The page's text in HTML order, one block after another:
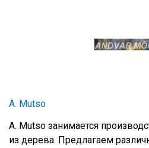
A. Mutso
A. Mutso занимается
из дерева. Предлагаем